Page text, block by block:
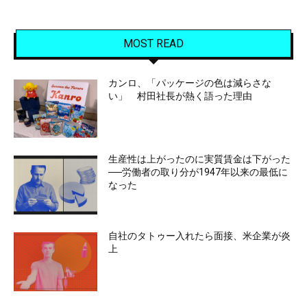
MOST READ
カンロ、「パッケージの色は減らさな
い」 村田社長が熱く語った理由
生産性は上がったのに実質賃金は下がった
──労働者の取り分が1947年以来の最低に
なった
自社のタトゥー入れたら面接、米企業が炎
上